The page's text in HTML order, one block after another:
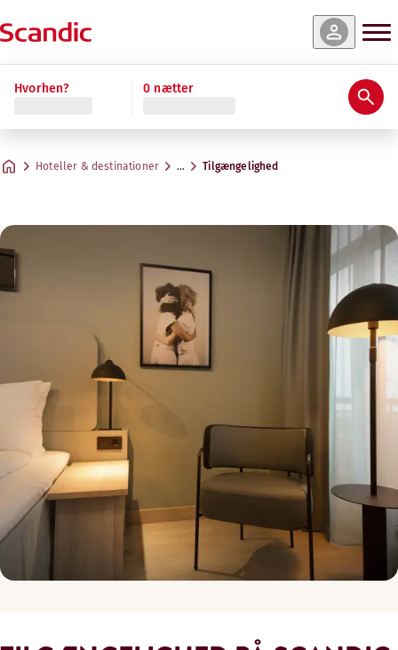
Hvorhen? 0 nætter
Hoteller & destinationer … Tilgængelighed